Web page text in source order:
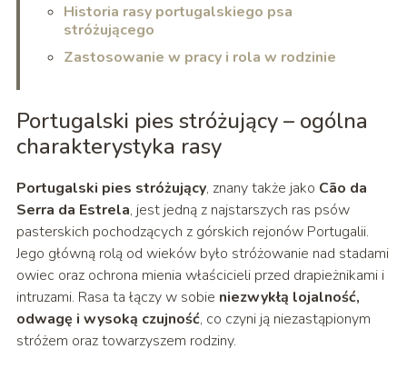
Historia rasy portugalskiego psa
stróżującego
Zastosowanie w pracy i rola w rodzinie
Portugalski pies stróżujący – ogólna
charakterystyka rasy
Portugalski pies stróżujący, znany także jako Cão da
Serra da Estrela, jest jedną z najstarszych ras psów
pasterskich pochodzących z górskich rejonów Portugalii.
Jego główną rolą od wieków było stróżowanie nad stadami
owiec oraz ochrona mienia właścicieli przed drapieżnikami i
intruzami. Rasa ta łączy w sobie niezwykłą lojalność,
odwagę i wysoką czujność, co czyni ją niezastąpionym
stróżem oraz towarzyszem rodziny.